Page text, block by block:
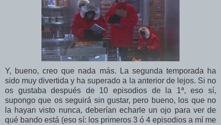
Y, bueno, creo que nada más. La segunda temporada ha
sido muy divertida y ha superado a la anterior de lejos. Si no
os gustaba después de 10 episodios de la 1ª, eso sí,
supongo que os seguirá sin gustar, pero bueno, los que no
la hayan visto nunca, deberían echarle un ojo para ver de
qué bando está (eso sí: los primeros 3 ó 4 episodios a mí me